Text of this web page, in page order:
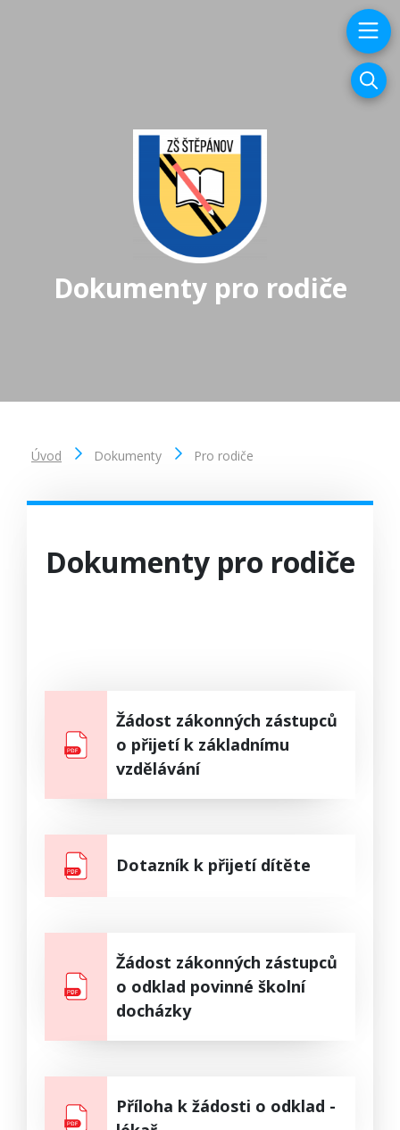
Dokumenty pro rodiče
Úvod Dokumenty Pro rodiče
Dokumenty pro rodiče
Žádost zákonných zástupců
o přijetí k základnímu
vzdělávání
Dotazník k přijetí dítěte
Žádost zákonných zástupců
o odklad povinné školní
docházky
Příloha k žádosti o odklad -